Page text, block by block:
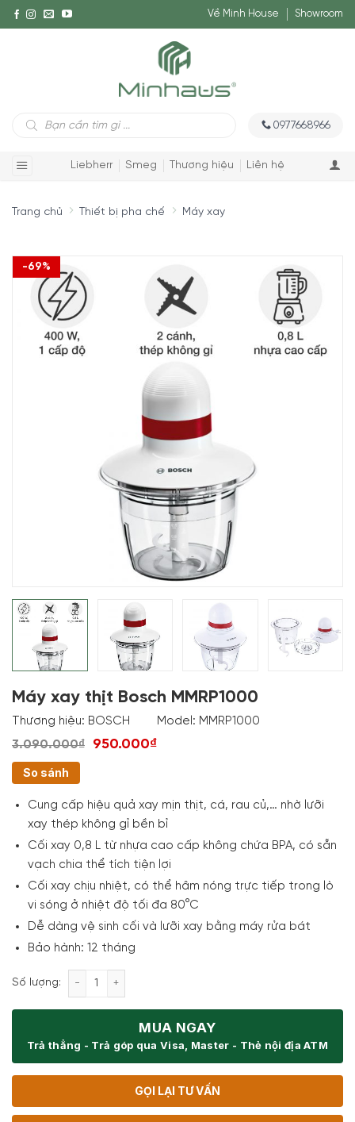
Về Minh House Showroom
Tìm
kiếm
0977668966
Liebherr Smeg Thương hiệu Liên hệ
Trang chủ Thiết bị pha chế Máy xay
-69%
Máy xay thịt Bosch MMRP1000
Thương hiệu: BOSCH Model: MMRP1000
3.090.000₫ 950.000₫
So sánh
Cung cấp hiệu quả xay mịn thịt, cá, rau củ,… nhờ lưỡi
xay thép không gỉ bền bỉ
Cối xay 0,8 L từ nhựa cao cấp không chứa BPA, có sẵn
vạch chia thể tích tiện lợi
Cối xay chịu nhiệt, có thể hâm nóng trực tiếp trong lò
vi sóng ở nhiệt độ tối đa 80°C
Dễ dàng vệ sinh cối và lưỡi xay bằng máy rửa bát
Bảo hành: 12 tháng
Số lượng: Máy xay thịt Bosch MMRP1000 số lượng
MUA NGAY
Trả thẳng - Trả góp qua Visa, Master - Thẻ nội địa ATM
GỌI LẠI TƯ VẤN